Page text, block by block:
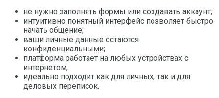
не нужно заполнять формы или создавать аккаунт;
интуитивно понятный интерфейс позволяет быстро
начать общение;
ваши личные данные остаются
конфиденциальными;
платформа работает на любых устройствах с
интернетом;
идеально подходит как для личных, так и для
деловых переписок.